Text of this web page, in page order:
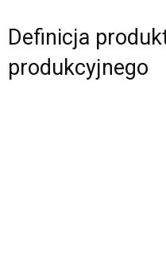
Definicja
produkcyjnego